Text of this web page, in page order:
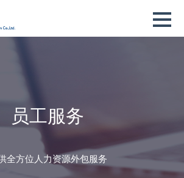
员工服务
全方位人力资源外包服务